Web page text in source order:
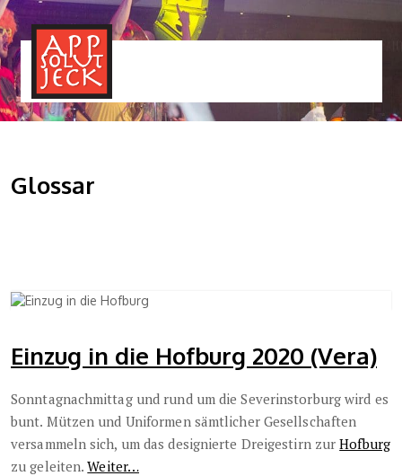
Glossar
Einzug in die Hofburg 2020 (Vera)
Sonntagnachmittag und rund um die Severinstorburg wird es
bunt. Mützen und Uniformen sämtlicher Gesellschaften
versammeln sich, um das designierte Dreigestirn zurHofburg
zu geleiten.Weiter…